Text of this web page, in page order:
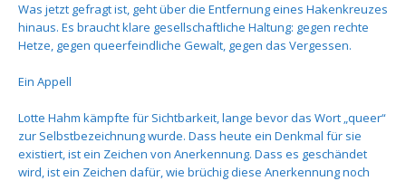
Was jetzt gefragt ist, geht über die Entfernung eines Hakenkreuzes
hinaus. Es braucht klare gesellschaftliche Haltung: gegen rechte
Hetze, gegen queerfeindliche Gewalt, gegen das Vergessen.
Ein Appell
Lotte Hahm kämpfte für Sichtbarkeit, lange bevor das Wort „queer“
zur Selbstbezeichnung wurde. Dass heute ein Denkmal für sie
existiert, ist ein Zeichen von Anerkennung. Dass es geschändet
wird, ist ein Zeichen dafür, wie brüchig diese Anerkennung noch